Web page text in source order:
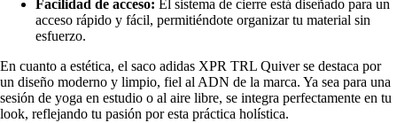
Facilidad de acceso: El sistema de cierre está diseñado para un
acceso rápido y fácil, permitiéndote organizar tu material sin
esfuerzo.
En cuanto a estética, el saco adidas XPR TRL Quiver se destaca por
un diseño moderno y limpio, fiel al ADN de la marca. Ya sea para una
sesión de yoga en estudio o al aire libre, se integra perfectamente en tu
look, reflejando tu pasión por esta práctica holística.